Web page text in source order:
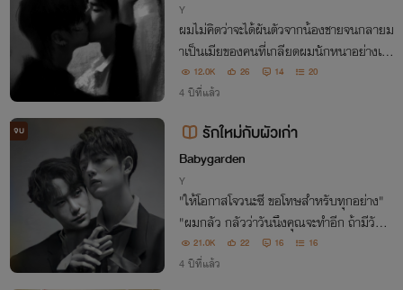
Y
ผมไม่คิดว่าจะได้ผันตัวจากน้องชายจนกลายม
าเป็นเมียของคนที่เกลียดผมนักหนาอย่างเขา
"เปลี่ยนจากเรียกพี่มาเป็นผัวสิครับ"
12.0K 26 14 20
4 ปีที่แล้ว
จบ รักใหม่กับผัวเก่า
Babygarden
Y
"ให้โอกาสโจวนะซี ขอโทษสำหรับทุกอย่าง"
"ผมกลัว กลัวว่าวันนึงคุณจะทำอีก ถ้ามีวันนั้
นแม้แต่หน้าลูกคุณก็จะไม่ได้เห็นอีกเลย"
21.0K 22 16 16
4 ปีที่แล้ว